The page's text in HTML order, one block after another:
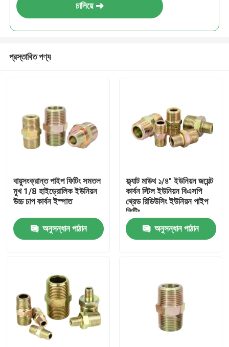
পণ্য
চালিয়ে
প্রস্তাবিত পণ্য
বায়ুসংক্রান্ত পাইপ ফিটিং সমতল
মুখ 1/8 হাইড্রোলিক ইউনিয়ন
উচ্চ চাপ কার্বন ইস্পাত
অনুসন্ধান পাঠান
ফ্ল্যাট মাউথ ১/৪" ইউনিয়ন জয়েন্ট
কার্বন স্টিল ইউনিয়ন বিএসপি
থ্রেড রিডিউসিং ইউনিয়ন পাইপ
ফিটিং
অনুসন্ধান পাঠান